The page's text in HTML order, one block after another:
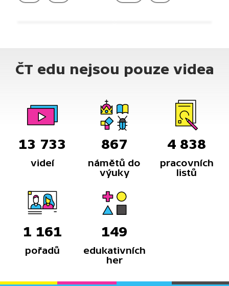
ČT edu nejsou pouze videa
13 733
videí
867
námětů do
výuky
4 838
pracovních
listů
1 161
pořadů
149
edukativních
her